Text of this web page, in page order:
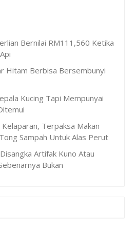
Bernilai RM111,560 Ketika
Hitam Berbisa Bersembunyi
Kucing Tapi Mempunyai
Terpaksa Makan
Sampah Untuk Alas Perut
Artifak Kuno Atau
Bukan